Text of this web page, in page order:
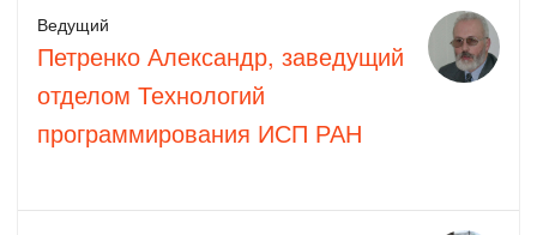
Ведущий
Петренко Александр, заведущий
отделом Технологий
программирования ИСП РАН